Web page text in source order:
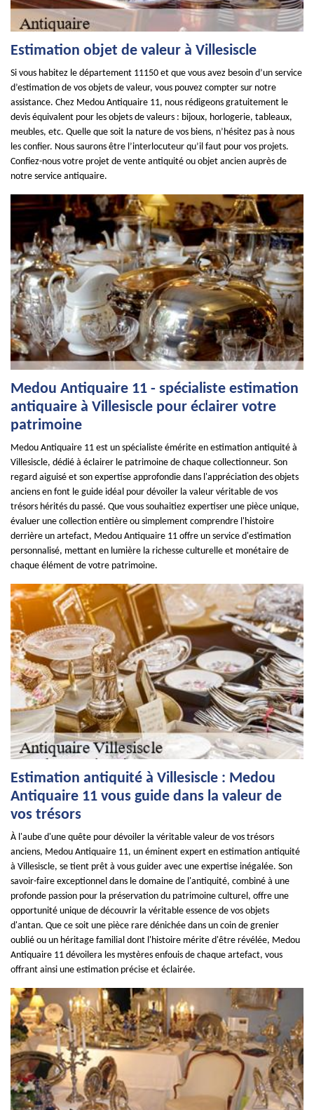
Estimation objet de valeur à Villesiscle
Si vous habitez le département 11150 et que vous avez besoin d’un service
d’estimation de vos objets de valeur, vous pouvez compter sur notre
assistance. Chez Medou Antiquaire 11, nous rédigeons gratuitement le
devis équivalent pour les objets de valeurs : bijoux, horlogerie, tableaux,
meubles, etc. Quelle que soit la nature de vos biens, n’hésitez pas à nous
les confier. Nous saurons être l’interlocuteur qu’il faut pour vos projets.
Confiez-nous votre projet de vente antiquité ou objet ancien auprès de
notre service antiquaire.
Medou Antiquaire 11 - spécialiste estimation
antiquaire à Villesiscle pour éclairer votre
patrimoine
Medou Antiquaire 11 est un spécialiste émérite en estimation antiquité à
Villesiscle, dédié à éclairer le patrimoine de chaque collectionneur. Son
regard aiguisé et son expertise approfondie dans l'appréciation des objets
anciens en font le guide idéal pour dévoiler la valeur véritable de vos
trésors hérités du passé. Que vous souhaitiez expertiser une pièce unique,
évaluer une collection entière ou simplement comprendre l'histoire
derrière un artefact, Medou Antiquaire 11 offre un service d'estimation
personnalisé, mettant en lumière la richesse culturelle et monétaire de
chaque élément de votre patrimoine.
Estimation antiquité à Villesiscle : Medou
Antiquaire 11 vous guide dans la valeur de
vos trésors
À l'aube d'une quête pour dévoiler la véritable valeur de vos trésors
anciens, Medou Antiquaire 11, un éminent expert en estimation antiquité
à Villesiscle, se tient prêt à vous guider avec une expertise inégalée. Son
savoir-faire exceptionnel dans le domaine de l'antiquité, combiné à une
profonde passion pour la préservation du patrimoine culturel, offre une
opportunité unique de découvrir la véritable essence de vos objets
d'antan. Que ce soit une pièce rare dénichée dans un coin de grenier
oublié ou un héritage familial dont l'histoire mérite d'être révélée, Medou
Antiquaire 11 dévoilera les mystères enfouis de chaque artefact, vous
offrant ainsi une estimation précise et éclairée.